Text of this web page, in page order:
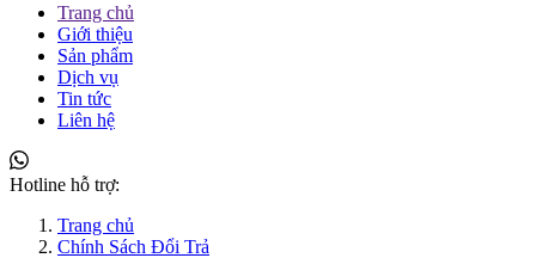
Trang chủ
Giới thiệu
Sản phẩm
Dịch vụ
Tin tức
Liên hệ
Hotline hỗ trợ:
Trang chủ
Chính Sách Đổi Trả